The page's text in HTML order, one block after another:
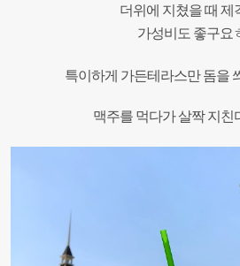
더위에 지쳤을 때 제
가성비도 좋구요
특이하게 가든테라스만 돔을
맥주를 먹다가 살짝 지친